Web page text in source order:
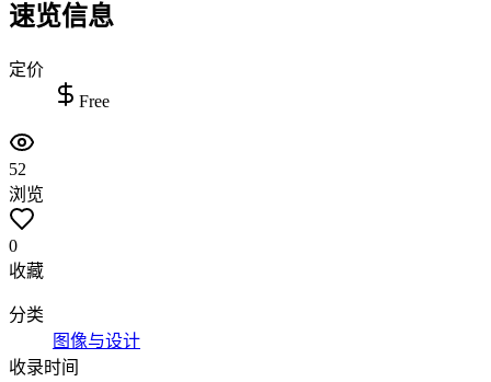
速览信息
定价
Free
52
浏览
0
收藏
分类
图像与设计
收录时间